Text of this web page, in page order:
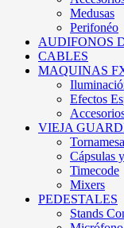
Medusas
Perifonéo
AUDIFONOS
CABLES
MAQUINAS
Efectos
VIEJA
Cápsulas
Timecode
Mixers
PEDESTALES
Stands